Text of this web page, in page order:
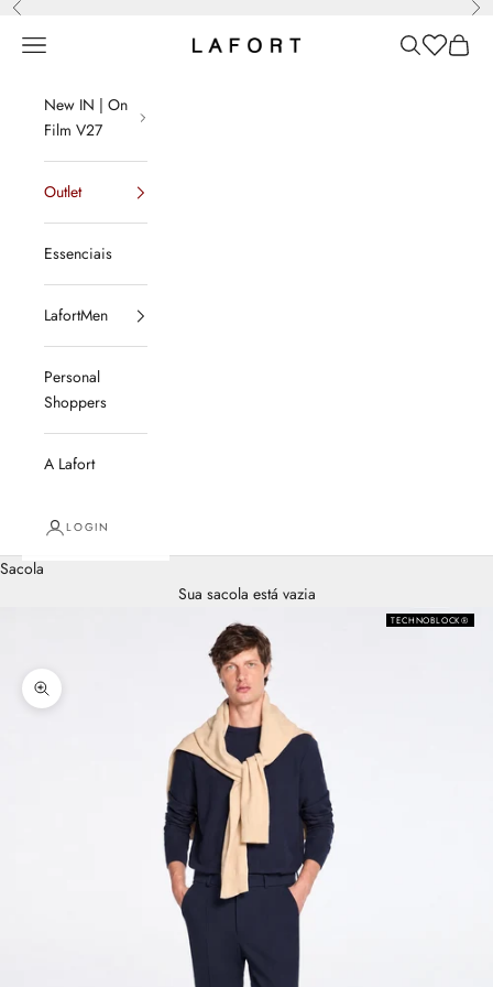
Pular para o conteúdo
Anterior
LAFORT
Menu Pesquisar
Lista de
Sacola
New IN | On
Film V27
Outlet
Essenciais
LafortMen
Personal
Shoppers
A Lafort
LOGIN
Sacola
Sua sacola está vazia
TECHNOBLOCK®
Zoom na imagem